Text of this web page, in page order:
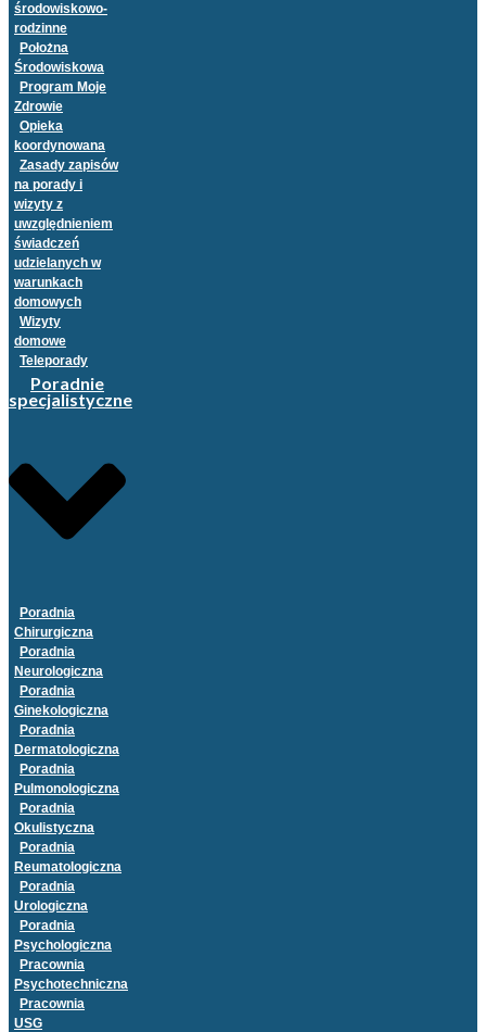
środowiskowo-
rodzinne
Położna
Środowiskowa
Program Moje
Zdrowie
Opieka
koordynowana
Zasady zapisów
na porady i
wizyty z
uwzględnieniem
świadczeń
udzielanych w
warunkach
domowych
Wizyty
domowe
Teleporady
Poradnie
specjalistyczne
Poradnia
Chirurgiczna
Poradnia
Neurologiczna
Poradnia
Ginekologiczna
Poradnia
Dermatologiczna
Poradnia
Pulmonologiczna
Poradnia
Okulistyczna
Poradnia
Reumatologiczna
Poradnia
Urologiczna
Poradnia
Psychologiczna
Pracownia
Psychotechniczna
Pracownia
USG